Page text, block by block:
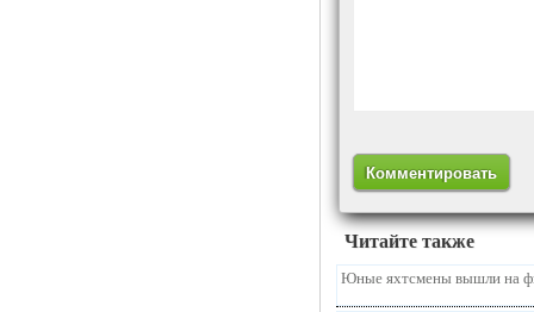
Читайте также
Юные яхтсмены вышли на